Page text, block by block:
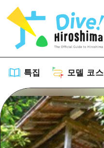
특집 모델 코스
특집
목록
모델 코스